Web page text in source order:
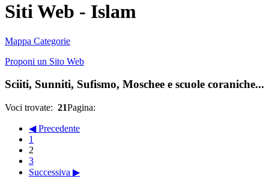
Siti Web - Islam
Mappa Categorie
Proponi un Sito Web
Sciiti, Sunniti, Sufismo, Moschee e scuole coraniche...
Voci trovate: 21Pagina:
◀ Precedente
1
2
3
Successiva ▶